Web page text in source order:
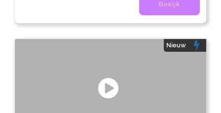
Bekijk
Nieuw